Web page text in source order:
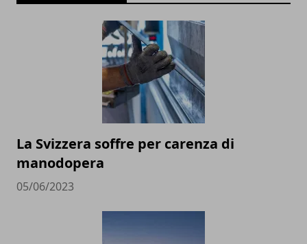
La Svizzera soffre per carenza di
manodopera
05/06/2023